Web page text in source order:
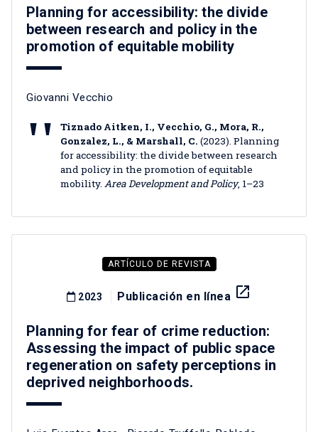
Planning for accessibility: the divide
between research and policy in the
promotion of equitable mobility
Giovanni Vecchio
Tiznado Aitken, I., Vecchio, G., Mora, R.,
Gonzalez, L., & Marshall, C. (2023). Planning
for accessibility: the divide between research
and policy in the promotion of equitable
mobility. Area Development and Policy, 1–23
ARTÍCULO DE REVISTA
2023 Publicación en línea launch
Planning for fear of crime reduction:
Assessing the impact of public space
regeneration on safety perceptions in
deprived neighborhoods.